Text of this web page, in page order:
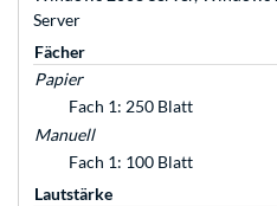
Server
Fächer
Papier
Fach 1: 250 Blatt
Manuell
Fach 1: 100 Blatt
Lautstärke